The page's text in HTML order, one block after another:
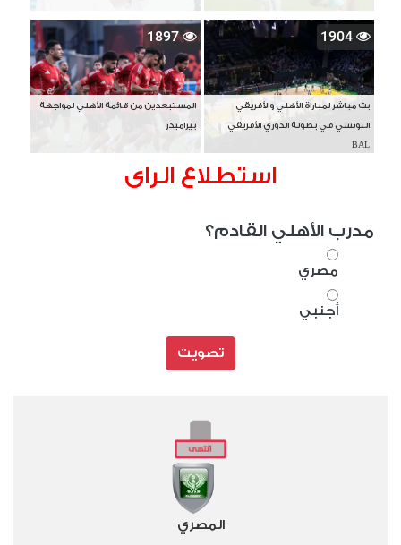
1904
بث مباشر لمباراة الأهلي والأفريقي
التونسي في بطولة الدوري الأفريقي
BAL
1897
المستبعدين من قائمة الأهلي لمواجهة
بيراميدز
استطلاع الراى
مدرب الأهلي القادم؟
مصري
أجنبي
تصويت
المصري